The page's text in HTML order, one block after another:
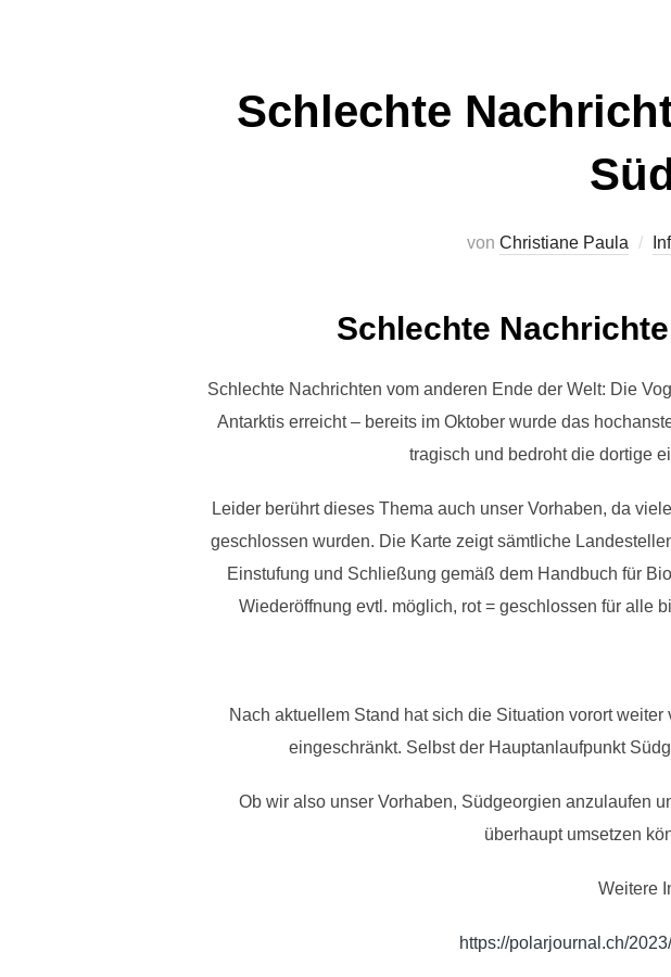
Schlechte
von Christiane Paula
Schlechte
Schlechte Nachrichten vom anderen Ende der Welt: Die
Antarktis erreicht – bereits im Oktober wurde das
tragisch und bedroht die dortige
Leider berührt dieses Thema auch unser Vorhaben, da
geschlossen wurden. Die Karte zeigt sämtliche
Einstufung und Schließung gemäß dem Handbuch für
Wiederöffnung evtl. möglich, rot = geschlossen für alle
Nach aktuellem Stand hat sich die Situation vorort
eingeschränkt. Selbst der Hauptanlaufpunkt
Ob wir also unser Vorhaben, Südgeorgien anzulaufen
überhaupt umsetzen
Weitere
https://polarjournal.ch/